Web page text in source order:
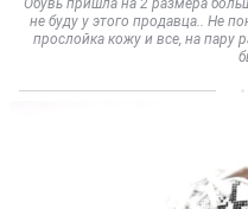
Обувь пришла на 2 размера
не буду у этого продавца.. Не
прослойка кожу и все, на пару